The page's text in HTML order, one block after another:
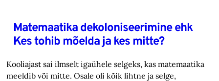
Matemaatika dekoloniseerimine ehk
Kes tohib mõelda ja kes mitte?
Kooliajast sai ilmselt igaühele selgeks, kas matemaatika
meeldib või mitte. Osale oli kõik lihtne ja selge,